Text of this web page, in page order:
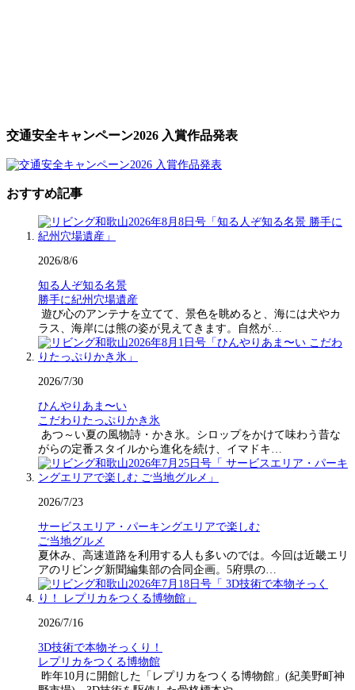
交通安全キャンペーン2026 入賞作品発表
おすすめ記事
2026/8/6
知る人ぞ知る名景
勝手に紀州穴場遺産
遊び心のアンテナを立てて、景色を眺めると、海には犬やカ
ラス、海岸には熊の姿が見えてきます。自然が…
2026/7/30
ひんやりあま〜い
こだわりたっぷりかき氷
あつ～い夏の風物詩・かき氷。シロップをかけて味わう昔な
がらの定番スタイルから進化を続け、イマドキ…
2026/7/23
サービスエリア・パーキングエリアで楽しむ
ご当地グルメ
夏休み、高速道路を利用する人も多いのでは。今回は近畿エリ
アのリビング新聞編集部の合同企画。5府県の…
2026/7/16
3D技術で本物そっくり！
レプリカをつくる博物館
昨年10月に開館した「レプリカをつくる博物館」(紀美野町神